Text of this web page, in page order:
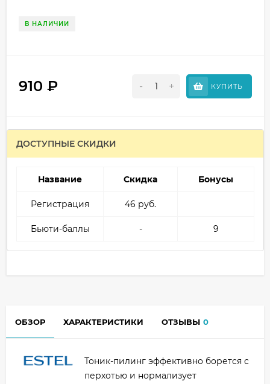
В НАЛИЧИИ
910 ₽ - + КУПИТЬ
ДОСТУПНЫЕ СКИДКИ
Название Скидка Бонусы
Регистрация 46 руб.
Бьюти-баллы - 9
ОБЗОР ХАРАКТЕРИСТИКИ ОТЗЫВЫ 0
Тоник-пилинг эффективно борется с
перхотью и нормализует